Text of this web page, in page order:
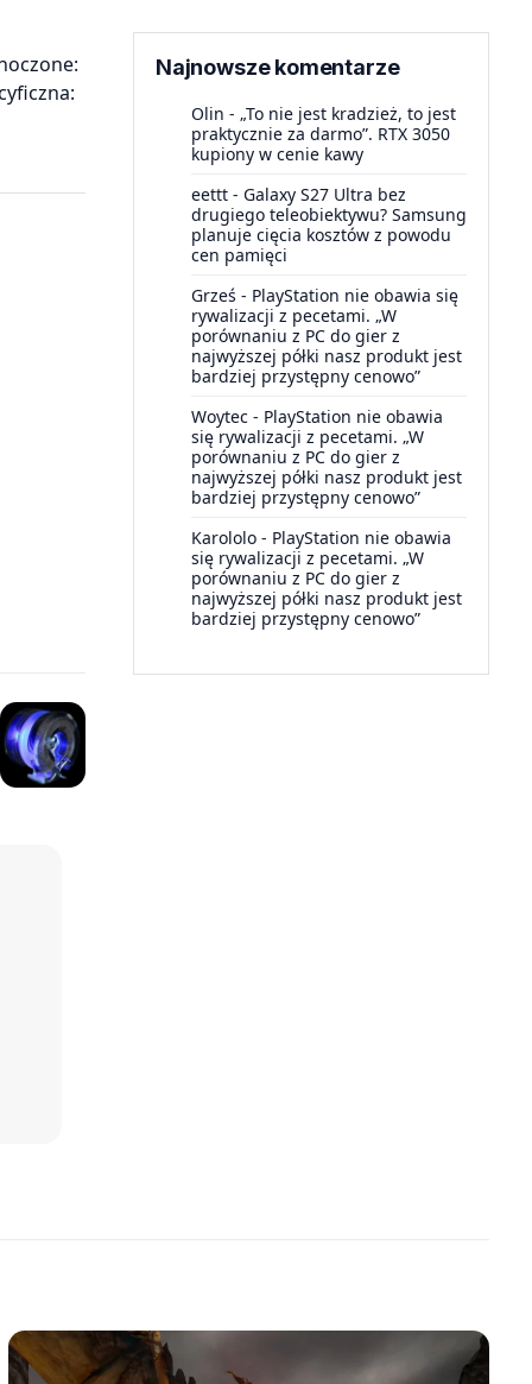
Najnowsze komentarze
Olin - „To nie jest kradzież, to jest
praktycznie za darmo”. RTX 3050
kupiony w cenie kawy
eettt - Galaxy S27 Ultra bez
drugiego teleobiektywu? Samsung
planuje cięcia kosztów z powodu
cen pamięci
Grześ - PlayStation nie obawia się
rywalizacji z pecetami. „W
porównaniu z PC do gier z
najwyższej półki nasz produkt jest
bardziej przystępny cenowo”
Woytec - PlayStation nie obawia
się rywalizacji z pecetami. „W
porównaniu z PC do gier z
najwyższej półki nasz produkt jest
bardziej przystępny cenowo”
Karololo - PlayStation nie obawia
się rywalizacji z pecetami. „W
porównaniu z PC do gier z
najwyższej półki nasz produkt jest
bardziej przystępny cenowo”